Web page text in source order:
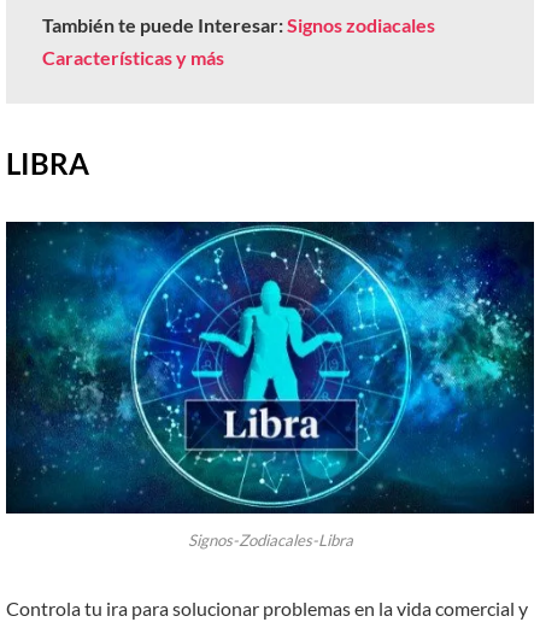
También te puede Interesar:Signos zodiacales
Características y más
LIBRA
Signos-Zodiacales-Libra
Controla tu ira para solucionar problemas en la vida comercial y